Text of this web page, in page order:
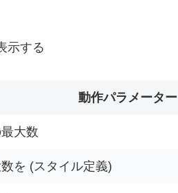
示する
動作パラメーター
大数
を (スタイル定義)